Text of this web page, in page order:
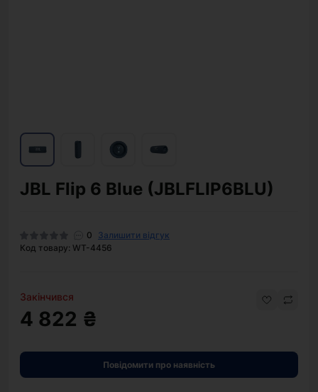
JBL Flip 6 Blue (JBLFLIP6BLU)
0
Залишити відгук
Код товару: WT-4456
Закінчився
4 822 ₴
Повідомити про наявність